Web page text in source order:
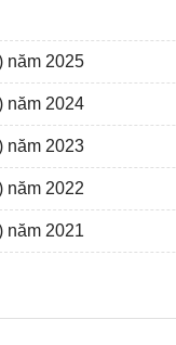
năm 2025
năm 2024
năm 2023
năm 2022
năm 2021